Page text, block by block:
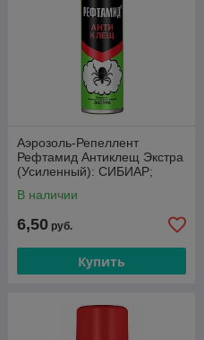
Аэрозоль-Репеллент
Рефтамид Антиклещ Экстра
(Усиленный): СИБИАР;
В наличии
6,50 руб.
Купить